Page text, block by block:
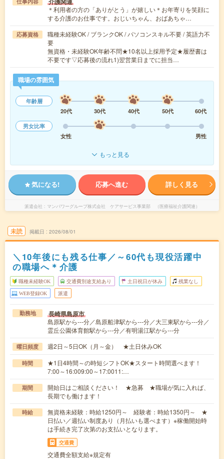
＊利用者の方の「ありがとう」が嬉しい＊お年寄りを笑顔に
する介護のお仕事です。おじいちゃん、おばあちゃ…
応募資格
職種未経験OK / ブランクOK / パソコンスキル不要 / 英語力不
要
無資格・未経験OK年齢不問★10名以上採用予定★履歴書は
不要です▽応募後の流れ1)翌営業日までに担当…
職場の雰囲気
年齢層
20代
30代 40代 50代
60代
男女比率
女性
男性
もっと見る
気になる! 応募へ進む 詳しく見る
派遣会社 マンパワーグループ株式会社 ケアサービス事業部 （医療福祉介護関連）
未読 掲載日 2026/08/01
＼10年後にも残る仕事／～60代も現役活躍中
の職場へ＊介護
職種未経験OK 交通費別途支給あり 土日祝日が休み 残業なし
WEB登録OK 派遣
勤務地 長崎県島原市
島原駅から---分／島原船津駅から---分／大三東駅から---分／
霊丘公園体育館駅から---分／有明湯江駅から---分
曜日頻度 週2日～5日OK（月～金） ★土日休みOK
時間
★1日4時間～の時短シフトOK★スタート時間選べます！
7:00～16:009:00～17:0011:…
期間
開始日はご相談ください！ ★急募 ★職場が気に入れば、
長期でも働けます！
時給
無資格未経験：時給1250円～ 経験者：時給1350円～ ★
日払い／週払い制度あり（月払いも選べます）※稼働開始時
は手続き完了次第のお支払いとなります。
交通費
交通費全額支給※規定有